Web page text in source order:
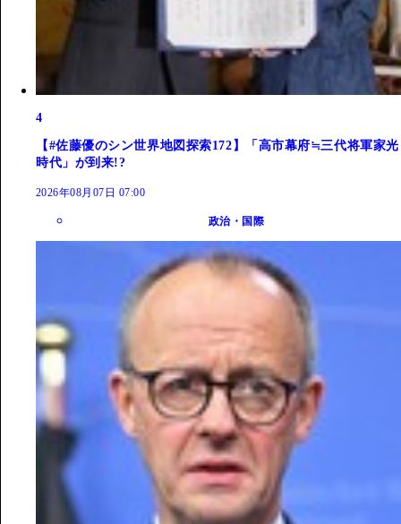
4
【#佐藤優のシン世界地図探索172】「高市幕府≒三代将軍家光
時代」が到来!?
2026年08月07日 07:00
政治・国際